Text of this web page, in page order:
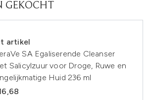
GEKOCHT
artikel
SA Egaliserende Cleanser
Salicylzuur voor Droge, Ruwe en
Huid 236 ml